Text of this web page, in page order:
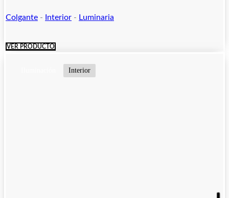
Colgante - Interior - Luminaria
VER PRODUCTO
Interior